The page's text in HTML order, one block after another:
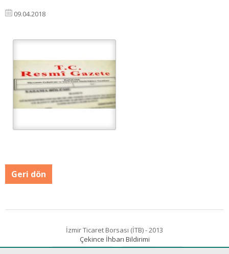
09.04.2018
Geri dön
İzmir Ticaret Borsası (İTB) - 2013
Çekince İhbarı Bildirimi